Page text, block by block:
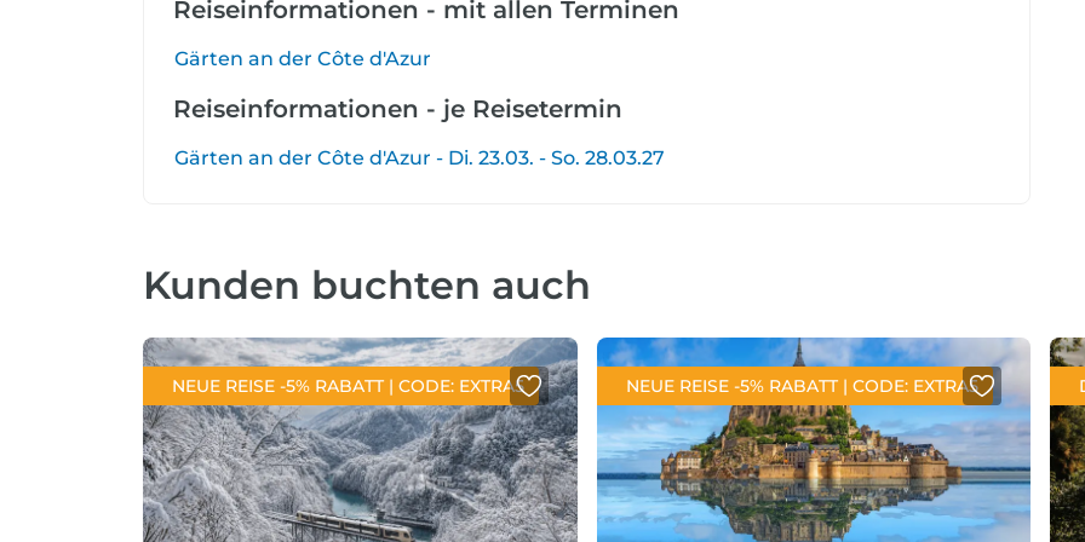
Reiseinformationen - mit allen Terminen
Gärten an der Côte d'Azur
Reiseinformationen - je Reisetermin
Gärten an der Côte d'Azur - Di. 23.03. - So. 28.03.27
Kunden buchten auch
NEUE REISE -5% RABATT | CODE: EXTRA5 NEUE REISE -5% RABATT | CODE: EXTRA5